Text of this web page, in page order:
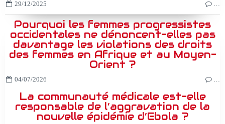
29/12/2025 …
Pourquoi les femmes progressistes
occidentales ne dénoncent-elles pas
davantage les violations des droits
des femmes en Afrique et au Moyen-
Orient ?
04/07/2026 …
La communauté médicale est-elle
responsable de l’aggravation de la
nouvelle épidémie d’Ebola ?